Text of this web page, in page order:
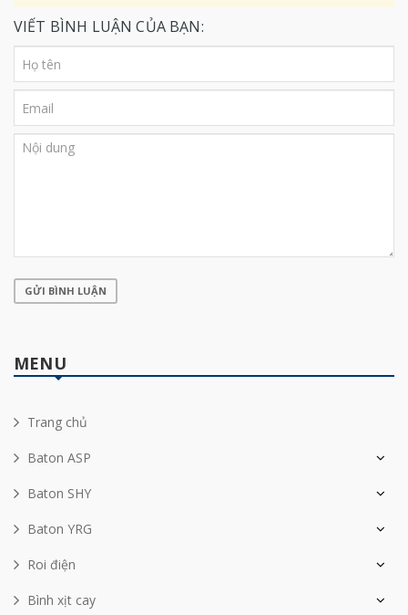
VIẾT BÌNH LUẬN CỦA BẠN:
GỬI BÌNH LUẬN
MENU
Trang chủ
Baton ASP
Baton SHY
Baton YRG
Roi điện
Bình xịt cay